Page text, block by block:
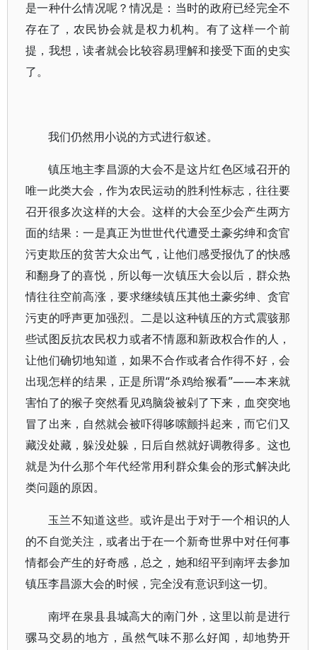
是一种什么情况呢？情况是：当时的政府已经完全不
存在了，农民协会就是权力机构。有了这样一个前
提，我想，读者就会比较容易理解和接受下面的史实
了。
我们仍然用小说的方式进行叙述。
镇压地主李昌源的大会不是这片红色区域召开的
唯一此类大会，作为农民运动的胜利性标志，往往要
召开很多次这样的大会。这样的大会至少会产生两方
面的结果：一是真正为世世代代遭受土豪劣绅和贪官
污吏欺压的贫苦大众出气，让他们感受报仇了的快感
和翻身了的喜悦，所以每一次镇压大会以后，群众热
情往往空前高涨，要求继续镇压其他土豪劣绅、贪官
污吏的呼声更加强烈。二是以这种镇压的方式震骇那
些试图反抗农民权力或者不情愿和新政权合作的人，
让他们确切地知道，如果不合作或者合作得不好，会
出现怎样的结果，正是所谓“杀鸡给猴看”——本来就
害怕了的猴子突然看见鸡脑袋被剁了下来，血突突地
冒了出来，自然就会被吓得哆嗦颤抖起来，而它们又
藏没处藏，躲没处躲，日后自然就好调教得多。这也
就是为什么那个年代经常用利群众集会的形式解决此
类问题的原因。
玉兰不知道这些。或许是出于对于一个相识的人
的不自觉关注，或者出于在一个新奇世界中对任何事
情都会产生的好奇感，总之，她和绍平到南坪去参加
镇压李昌源大会的时候，完全没有意识到这一切。
南坪在泉县县城高大的南门外，这里以前是进行
骡马交易的地方，虽然气味不那么好闻，却地势开